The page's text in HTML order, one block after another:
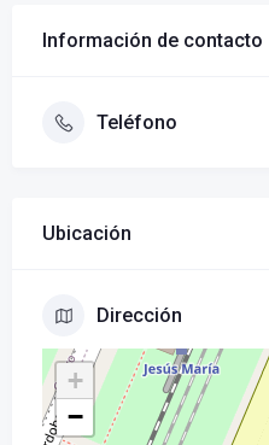
Información de contacto
Teléfono
Ubicación
Dirección
+
−